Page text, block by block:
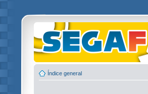
Índice general